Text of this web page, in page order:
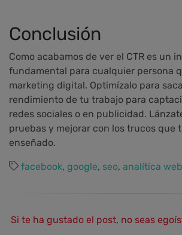
Conclusión
Como acabamos de ver el CTR es un
fundamental para cualquier persona
marketing digital. Optimízalo para
rendimiento de tu trabajo para
redes sociales o en publicidad.
pruebas y mejorar con los trucos que
enseñado.
facebook, google, seo, analítica web
Si te ha gustado el post, no seas